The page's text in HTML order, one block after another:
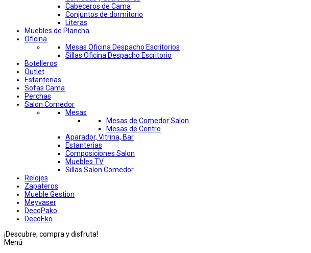
Cabeceros de Cama
Conjuntos de dormitorio
Literas
Muebles de Plancha
Oficina
Mesas Oficina Despacho Escritorios
Sillas Oficina Despacho Escritorio
Botelleros
Outlet
Estanterias
Sofas Cama
Perchas
Salon Comedor
Mesas
Mesas de Comedor Salon
Mesas de Centro
Aparador, Vitrina, Bar
Estanterias
Composiciones Salon
Muebles TV
Sillas Salon Comedor
Relojes
Zapateros
Mueble Gestion
Meyvaser
DecoPako
DecoEko
¡Descubre, compra y disfruta!
Menú